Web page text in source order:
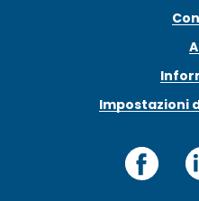
Impostazioni